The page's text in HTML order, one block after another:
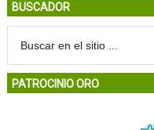
BUSCADOR
PATROCINIO ORO